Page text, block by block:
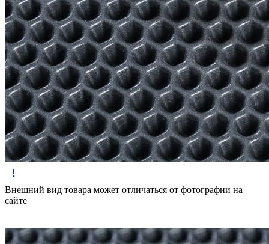
Внешний вид товара может отличаться от фотографии на
сайте